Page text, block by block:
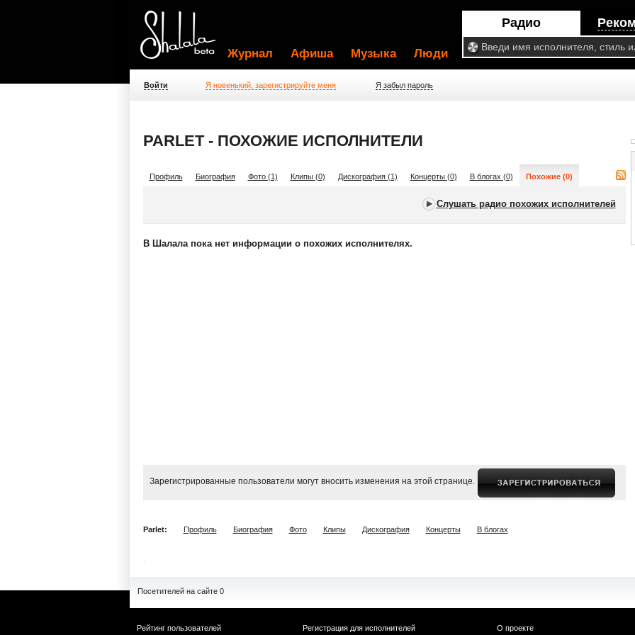
Радио
Журнал Афиша Музыка Люди
Войти Я новенький, зарегистрируйте меня Я забыл пароль
PARLET - ПОХОЖИЕ ИСПОЛНИТЕЛИ
Профиль Биография Фото (1) Клипы (0) Дискография (1) Концерты (0) В блогах (0) Похожие (0)
Слушать радио похожих исполнителей
В Шалала пока нет информации о похожих исполнителях.
Зарегистрированные пользователи могут вносить изменения на этой странице.
Parlet: Профиль Биография Фото Клипы Дискография Концерты В блогах
Посетителей на сайте 0
Рейтинг пользователей
Регистрация для исполнителей
О проекте